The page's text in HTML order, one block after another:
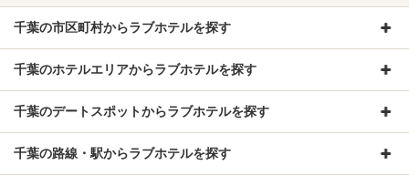
千葉の市区町村からラブホテルを探す
千葉のホテルエリアからラブホテルを探す
千葉のデートスポットからラブホテルを探す
千葉の路線・駅からラブホテルを探す